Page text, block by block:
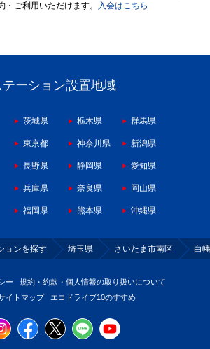
・ご利用いただけます。
入会はこちら
テーション設置地域
茨城県 栃木県 群馬県
東京都 神奈川県 新潟県
長野県 静岡県 愛知県
兵庫県 奈良県 岡山県
福岡県 熊本県 沖縄県
ョンを探す 埼玉県 さいたま市南区 白
ー
規約・約款・個人情報の取り扱いについて
イトマップ エコドライブ10のすすめ